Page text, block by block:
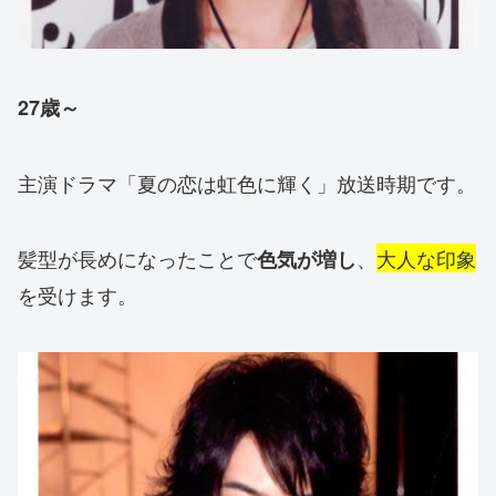
27歳～
主演ドラマ「夏の恋は虹色に輝く」放送時期です。
髪型が長めになったことで色気が増し、 大人な印象
を受けます。